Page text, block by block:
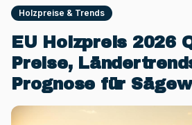
Demo
Holzpreise & Trends
EU Holzpreis 2026
Preise,
Prognose für